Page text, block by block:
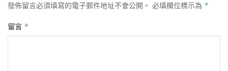
發佈留言必須填寫的電子郵件地址不會公開。 必填欄位標示為 *
留言 *